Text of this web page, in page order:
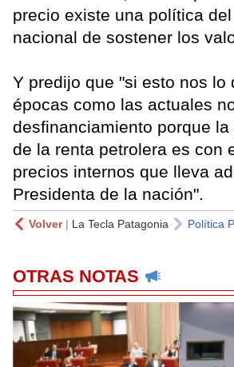
precio existe una política
nacional de sostener los
Y predijo que "si esto nos lo
épocas como las actuales
desfinanciamiento porque
de la renta petrolera es con
precios internos que lleva
Presidenta de la nación".
Volver| La Tecla Patagonia Política
OTRAS NOTAS